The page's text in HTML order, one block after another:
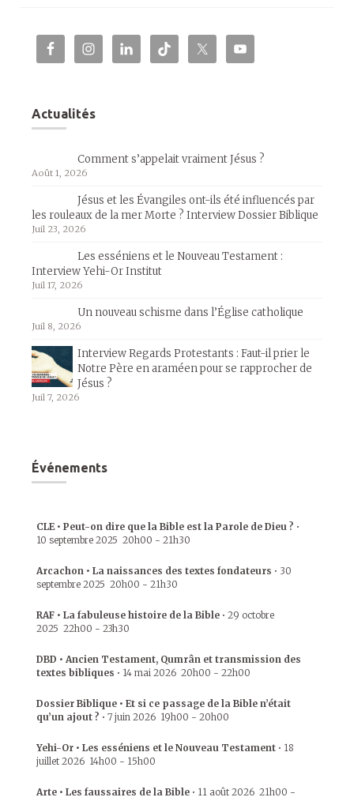
Actualités
Comment s’appelait vraiment Jésus ?
Août 1, 2026
Jésus et les Évangiles ont-ils été influencés par
les rouleaux de la mer Morte ? Interview Dossier Biblique
Juil 23, 2026
Les esséniens et le Nouveau Testament :
Interview Yehi-Or Institut
Juil 17, 2026
Un nouveau schisme dans l’Église catholique
Juil 8, 2026
Interview Regards Protestants : Faut-il prier le
Notre Père en araméen pour se rapprocher de
Jésus ?
Juil 7, 2026
Événements
CLE • Peut-on dire que la Bible est la Parole de Dieu ? •
10 septembre 2025 20h00 - 21h30
Arcachon • La naissances des textes fondateurs • 30
septembre 2025 20h00 - 21h30
RAF • La fabuleuse histoire de la Bible • 29 octobre
2025 22h00 - 23h30
DBD • Ancien Testament, Qumrân et transmission des
textes bibliques • 14 mai 2026 20h00 - 22h00
Dossier Biblique • Et si ce passage de la Bible n’était
qu’un ajout ? • 7 juin 2026 19h00 - 20h00
Yehi-Or • Les esséniens et le Nouveau Testament • 18
juillet 2026 14h00 - 15h00
Arte • Les faussaires de la Bible • 11 août 2026 21h00 -